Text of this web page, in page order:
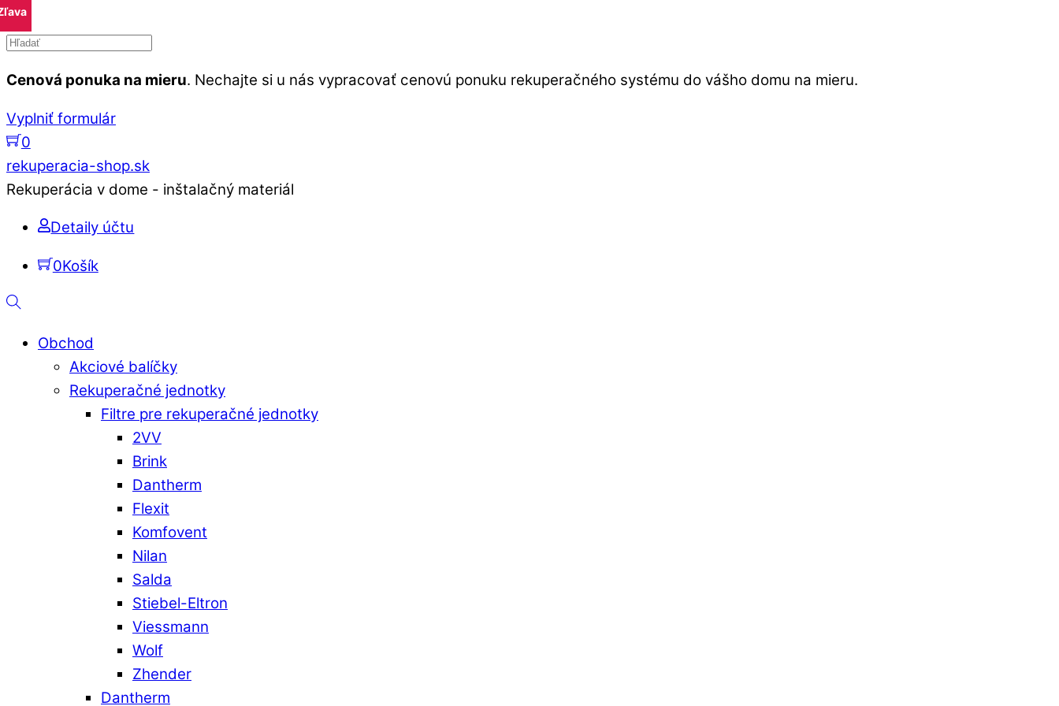
Skip
to
Cenová ponuka na mieru. Nechajte si u nás vypracovať cenovú ponuku rekuperačného systému do vášho domu na mieru.
Vyplniť formulár
0
Menu
rekuperacia-shop.sk
Rekuperácia v dome - inštalačný materiál
Detaily účtu
0Košík
Hľadať
Obchod
Akciové balíčky
Rekuperačné jednotky
Filtre pre rekuperačné jednotky
2VV
Brink
Dantherm
Flexit
Komfovent
Nilan
Salda
Stiebel-Eltron
Viessmann
Wolf
Zhender
Dantherm